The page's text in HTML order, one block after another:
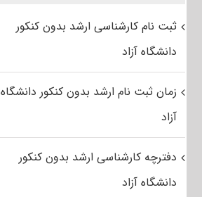
ثبت نام کارشناسی ارشد بدون کنکور
دانشگاه آزاد
زمان ثبت نام ارشد بدون کنکور دانشگاه
آزاد
دفترچه کارشناسی ارشد بدون کنکور
دانشگاه آزاد